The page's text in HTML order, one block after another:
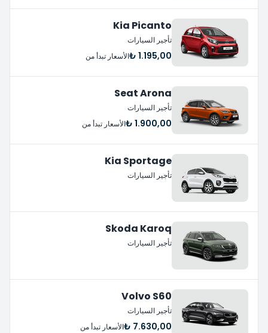
Kia Picanto
تأجير السيارات
1.195,00 ₺ الأسعار تبدأ من
Seat Arona
تأجير السيارات
1.900,00 ₺ الأسعار تبدأ من
Kia Sportage
تأجير السيارات
Skoda Karoq
تأجير السيارات
Volvo S60
تأجير السيارات
7.630,00 ₺ الأسعار تبدأ من